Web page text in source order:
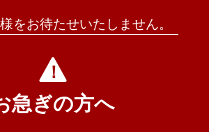
をお待たせいたしません。
急ぎの方へ